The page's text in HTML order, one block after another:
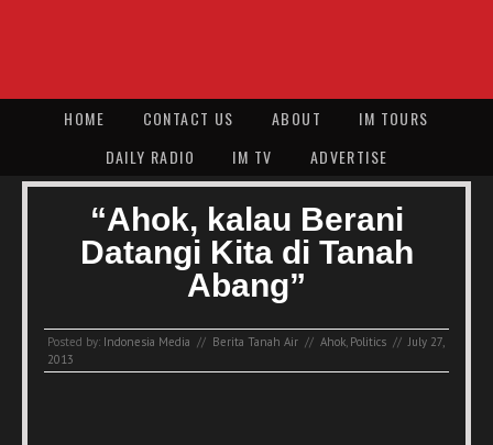
HOME CONTACT US ABOUT
IM TOURS
DAILY RADIO
IM TV ADVERTISE
“Ahok, kalau Berani
Datangi Kita di Tanah
Abang”
Posted by: Indonesia Media // Berita Tanah Air // Ahok, Politics // July 27,
2013